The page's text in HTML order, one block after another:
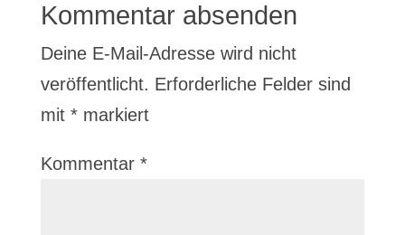
Kommentar absenden
Deine E-Mail-Adresse wird nicht
veröffentlicht. Erforderliche Felder sind
mit *markiert
Kommentar *